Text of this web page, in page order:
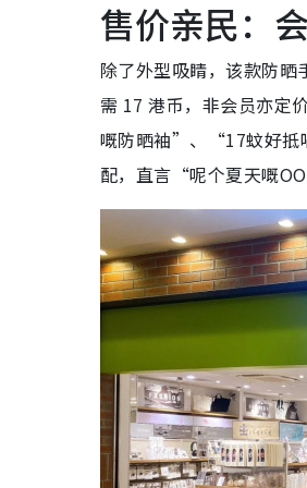
售价亲民：
除了外型吸睛，该款防晒
需 17 港币，非会员亦
嘅防晒袖”、“17蚊好抵
配，直言“呢个夏天嘅